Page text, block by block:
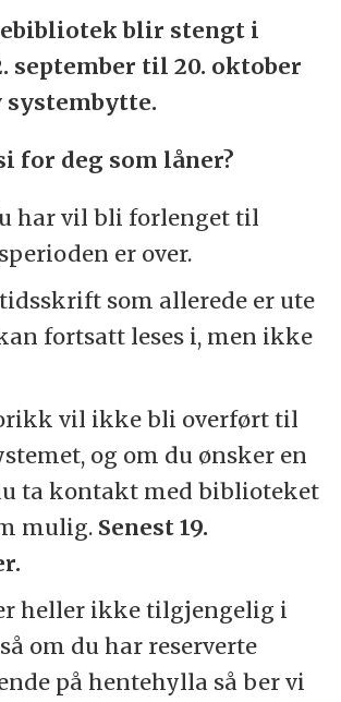
blir stengt i
september til 20. oktober
systembytte.
for deg som låner?
har vil bli forlenget til
er over.
som allerede er ute
fortsatt leses i, men ikke
vil ikke bli overført til
og om du ønsker en
ta kontakt med biblioteket
mulig. Senest 19.
heller ikke tilgjengelig i
om du har reserverte
på hentehylla så ber vi